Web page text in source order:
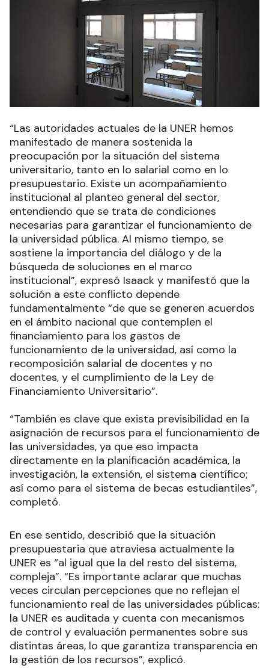
“Las autoridades actuales de la UNER hemos
manifestado de manera sostenida la
preocupación por la situación del sistema
universitario, tanto en lo salarial como en lo
presupuestario. Existe un acompañamiento
institucional al planteo general del sector,
entendiendo que se trata de condiciones
necesarias para garantizar el funcionamiento de
la universidad pública. Al mismo tiempo, se
sostiene la importancia del diálogo y de la
búsqueda de soluciones en el marco
institucional”, expresó Isaack y manifestó que la
solución a este conflicto depende
fundamentalmente “de que se generen acuerdos
en el ámbito nacional que contemplen el
financiamiento para los gastos de
funcionamiento de la universidad, así como la
recomposición salarial de docentes y no
docentes, y el cumplimiento de la Ley de
Financiamiento Universitario”.
“También es clave que exista previsibilidad en la
asignación de recursos para el funcionamiento de
las universidades, ya que eso impacta
directamente en la planificación académica, la
investigación, la extensión, el sistema científico;
así como para el sistema de becas estudiantiles”,
completó.
En ese sentido, describió que la situación
presupuestaria que atraviesa actualmente la
UNER es “al igual que la del resto del sistema,
compleja”. “Es importante aclarar que muchas
veces circulan percepciones que no reflejan el
funcionamiento real de las universidades públicas:
la UNER es auditada y cuenta con mecanismos
de control y evaluación permanentes sobre sus
distintas áreas, lo que garantiza transparencia en
la gestión de los recursos”, explicó.